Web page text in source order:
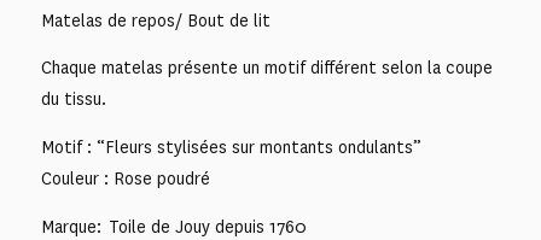
Matelas de repos/ Bout de lit
Chaque matelas présente un motif différent selon la coupe
du tissu.
Motif : “Fleurs stylisées sur montants ondulants”
Couleur : Rose poudré
Marque: Toile de Jouy depuis 1760